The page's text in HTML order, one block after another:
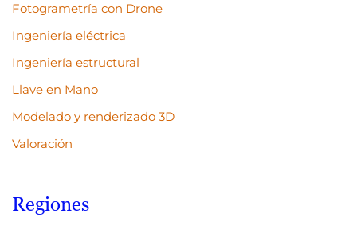
Fotogrametría con Drone
Ingeniería eléctrica
Ingeniería estructural
Llave en Mano
Modelado y renderizado 3D
Valoración
Regiones